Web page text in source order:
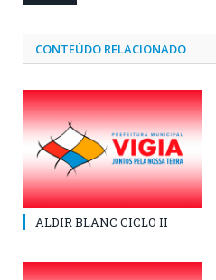
CONTEÚDO RELACIONADO
ALDIR BLANC CICLO II